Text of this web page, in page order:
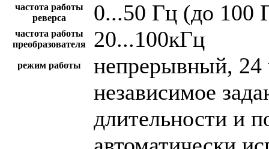
частота работы
реверса
0...50 Гц (до 100
частота работы
преобразователя
20...100кГц
режим работы непрерывный, 24
независимое
длительности и